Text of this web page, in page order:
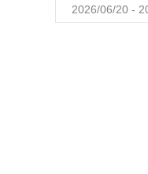
2026/06/20 -